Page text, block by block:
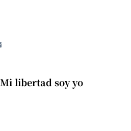
Mi libertad soy yo